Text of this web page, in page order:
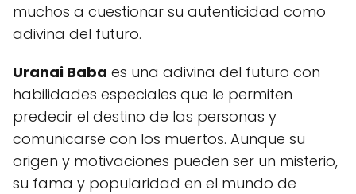
muchos a cuestionar su autenticidad como
adivina del futuro.
Uranai Baba es una adivina del futuro con
habilidades especiales que le permiten
predecir el destino de las personas y
comunicarse con los muertos. Aunque su
origen y motivaciones pueden ser un misterio,
su fama y popularidad en el mundo de